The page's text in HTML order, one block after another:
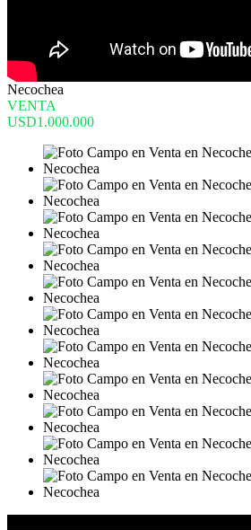
Necochea
VENTA
USD1.000.000